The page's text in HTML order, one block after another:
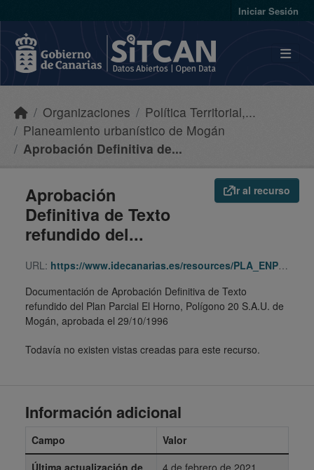
Iniciar Sesión
Organizaciones
Política Territorial,...
Planeamiento urbanístico de Mogán
Aprobación Definitiva de...
Ir al recurso
Aprobación
Definitiva de Texto
refundido del...
URL: https://www.idecanarias.es/resources/PLA_ENP_URB/URB_PLA/GC/Moga/382/indice.html
Documentación de Aprobación Definitiva de Texto
refundido del Plan Parcial El Horno, Polígono 20 S.A.U. de
Mogán, aprobada el 29/10/1996
Todavía no existen vistas creadas para este recurso.
Información adicional
Campo
Valor
Última actualización de
4 de febrero de 2021